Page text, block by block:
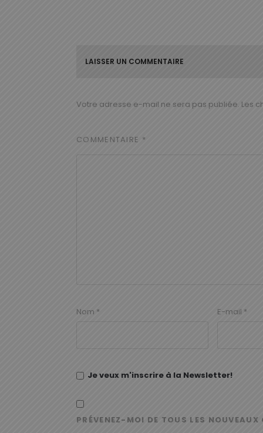
LAISSER UN COMMENTAIRE
Votre adresse e-mail ne sera pas publiée. Les
COMMENTAIRE *
Nom * E-mail *
Je veux m'inscrire à la Newsletter!
PRÉVENEZ-MOI DE TOUS LES